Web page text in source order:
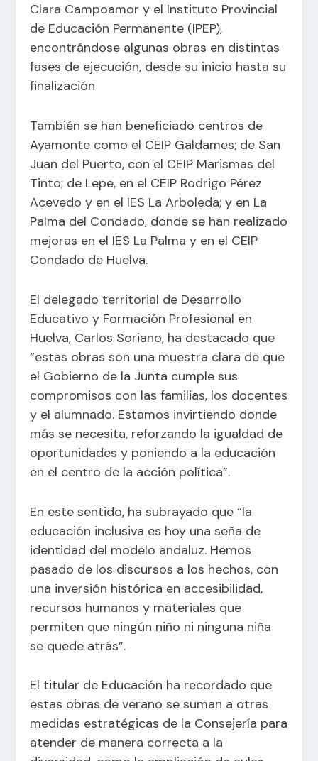
Clara Campoamor y el Instituto Provincial
de Educación Permanente (IPEP),
encontrándose algunas obras en distintas
fases de ejecución, desde su inicio hasta su
finalización
También se han beneficiado centros de
Ayamonte como el CEIP Galdames; de San
Juan del Puerto, con el CEIP Marismas del
Tinto; de Lepe, en el CEIP Rodrigo Pérez
Acevedo y en el IES La Arboleda; y en La
Palma del Condado, donde se han realizado
mejoras en el IES La Palma y en el CEIP
Condado de Huelva.
El delegado territorial de Desarrollo
Educativo y Formación Profesional en
Huelva, Carlos Soriano, ha destacado que
“estas obras son una muestra clara de que
el Gobierno de la Junta cumple sus
compromisos con las familias, los docentes
y el alumnado. Estamos invirtiendo donde
más se necesita, reforzando la igualdad de
oportunidades y poniendo a la educación
en el centro de la acción política”.
En este sentido, ha subrayado que “la
educación inclusiva es hoy una seña de
identidad del modelo andaluz. Hemos
pasado de los discursos a los hechos, con
una inversión histórica en accesibilidad,
recursos humanos y materiales que
permiten que ningún niño ni ninguna niña
se quede atrás”.
El titular de Educación ha recordado que
estas obras de verano se suman a otras
medidas estratégicas de la Consejería para
atender de manera correcta a la